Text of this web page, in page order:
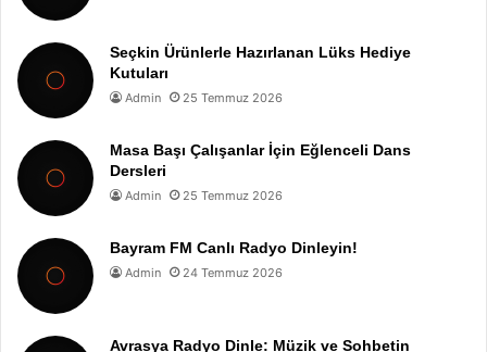
Seçkin Ürünlerle Hazırlanan Lüks Hediye
Kutuları
Admin 25 Temmuz 2026
Masa Başı Çalışanlar İçin Eğlenceli Dans
Dersleri
Admin 25 Temmuz 2026
Bayram FM Canlı Radyo Dinleyin!
Admin 24 Temmuz 2026
Avrasya Radyo Dinle: Müzik ve Sohbetin